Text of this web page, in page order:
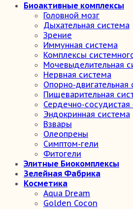
Биоактивные комплексы
Головной мозг
Дыхательная система
Зрение
Иммунная система
Комплексы
Мочевыделительная
Нервная система
Опорно-двигательная
Пищеварительная
Сердечно-сосудистая
Эндокринная система
Взвары
Олеопрены
Симптом-гели
Фитогели
Элитные Биокомплексы
Зелейная Фабрика
Косметика
Aqua Dream
Golden Cocon